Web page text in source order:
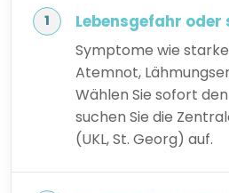
Lebensgefahr oder
Symptome wie
Atemnot,
Wählen Sie sofort
suchen Sie die
(UKL, St. Georg) auf.